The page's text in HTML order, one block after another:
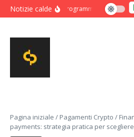
Salta al contenuto
Notizie calde Programma intensivo
Pagina iniziale / Pagamenti Crypto /
payments: strategia pratica per